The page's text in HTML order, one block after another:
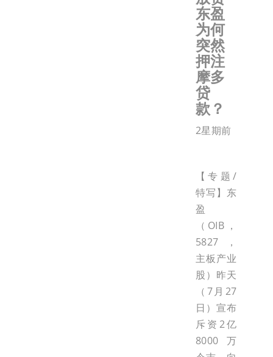
东盈
为何
突然
押注
摩多
贷
款？
2星期前
【专题/
特写】东
盈
（OIB，
5827，
主板产业
股）昨天
（7月27
日）宣布
斥资2亿
8000万